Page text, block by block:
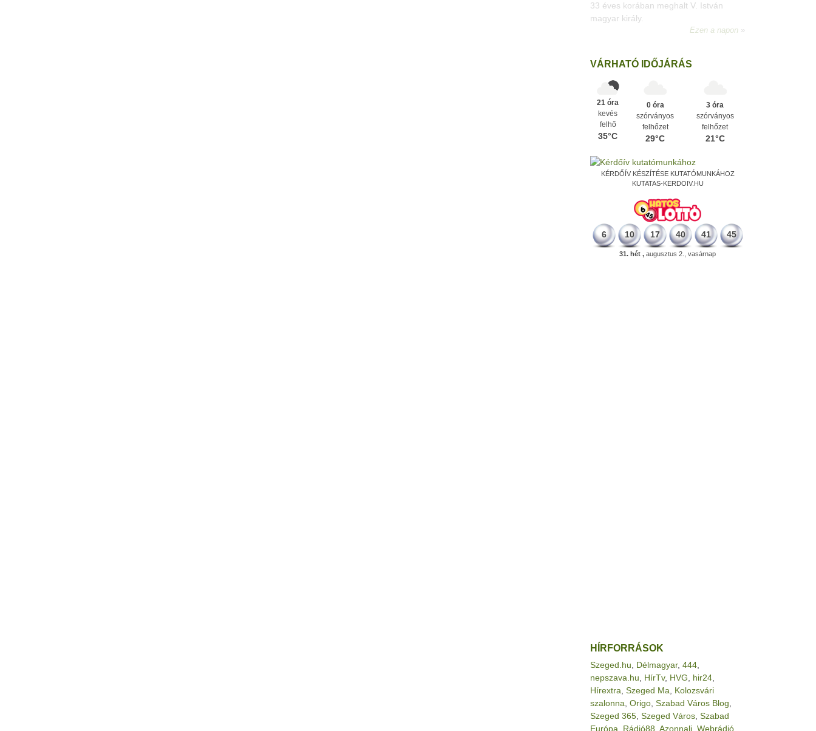
A szávaszentdemeteri-nagyolaszi
győzelem, ahol a magyarok utoljára
győzték le a törököket Mohács előtt.
VÁRHATÓ IDŐJÁRÁS
21 óra
kevés
felhő
35°C
0 óra
szórványos
felhőzet
29°C
3 óra
szórványos
felhőzet
21°C
KÉRDŐÍV KÉSZÍTÉSE KUTATÓMUNKÁHOZ
KUTATAS-KERDOIV.HU
6 10 17 40 41 45
31. hét , augusztus 2., vasárnap
HÍRFORRÁSOK
Szeged.hu Délmagyar, 444
nepszava.hu
HírTv, HVG hir24
Hírextra Szeged Ma
Kolozsvári
szalonna Origo Szabad Város Blog
Szeged 365 Szeged Város Szabad
Európa
Rádió88 Azonnali Webrádió